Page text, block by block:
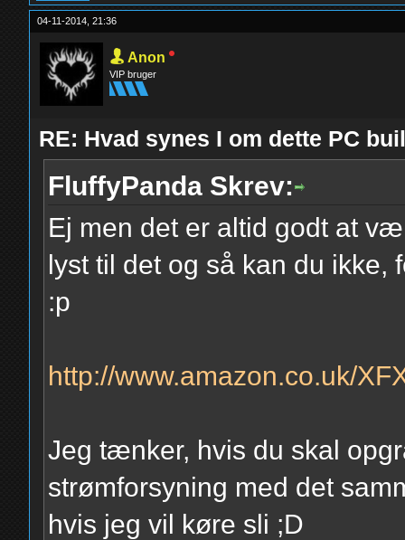
04-11-2014, 21:36
Anon
VIP bruger
RE: Hvad synes I om dette PC
FluffyPanda Skrev:
Ej men det er altid godt at
lyst til det og så kan du ikke,
:p
http://www.amazon.co.uk/
Jeg tænker, hvis du skal
strømforsyning med det
hvis jeg vil køre sli ;D